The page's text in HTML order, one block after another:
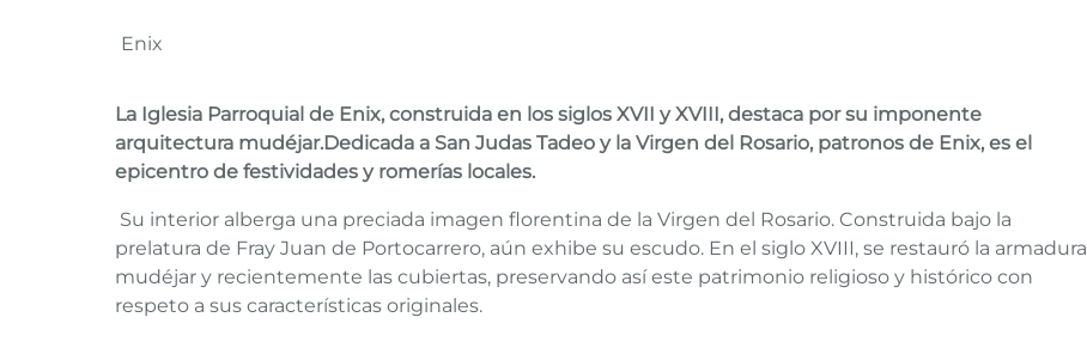
Enix
La Iglesia Parroquial de Enix, construida en los siglos XVII y XVIII, destaca por su imponente
arquitectura mudéjar.Dedicada a San Judas Tadeo y la Virgen del Rosario, patronos de Enix, es el
epicentro de festividades y romerías locales.
Su interior alberga una preciada imagen florentina de la Virgen del Rosario. Construida bajo la
prelatura de Fray Juan de Portocarrero, aún exhibe su escudo. En el siglo XVIII, se restauró la armadura
mudéjar y recientemente las cubiertas, preservando así este patrimonio religioso y histórico con
respeto a sus características originales.